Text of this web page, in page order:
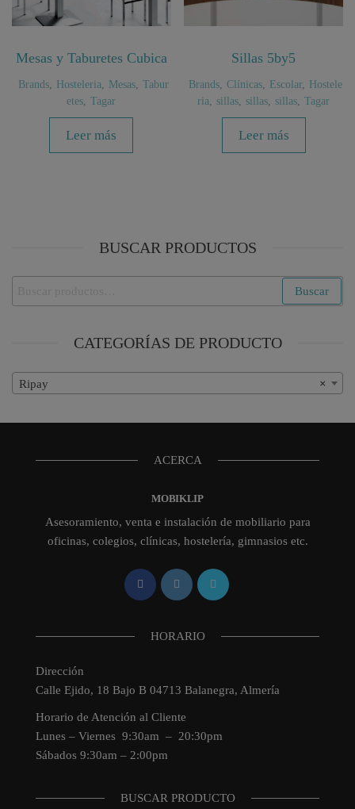
Mesas y Taburetes Cubica
Brands, Hosteleria, Mesas, Tabur
etes, Tagar
Leer más
Sillas 5by5
Brands, Clínicas, Escolar,
Hostele
ria, sillas, sillas, sillas, Tagar
Leer más
BUSCAR PRODUCTOS
por:
Buscar
CATEGORÍAS DE PRODUCTO
×
Ripay
ACERCA
MOBIKLIP
Asesoramiento, venta e instalación de mobiliario para
oficinas, colegios, clínicas, hostelería, gimnasios etc.
HORARIO
Dirección
Calle Ejido, 18 Bajo B 04713 Balanegra, Almería
Horario de Atención al Cliente
Lunes – Viernes 9:30am – 20:30pm
Sábados 9:30am – 2:00pm
BUSCAR PRODUCTO